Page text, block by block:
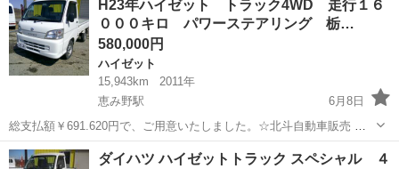
削減し良質車を格安でご提供します：販売以外にも整備、板金、保険
などお車のことなら何でもご相...
H23年ハイゼット トラック4WD 走行１６
０００キロ パワーステアリング 栃…
580,000円
ハイゼット
15,943km
2011年
恵み野駅
6月8日
総支払額￥691.620円で、ご用意いたしました。☆北斗自動車販売 ☆
当店は軽自動車からミニバンまで幅広い車種をご用意！余計な経費を
削減し良質車を格安でご提供します：販売以外にも整備、板金、保険
北海道 恵庭市 恵み野駅 ハイゼット トラック
ダイハツ ハイゼットトラック スペシャル ４